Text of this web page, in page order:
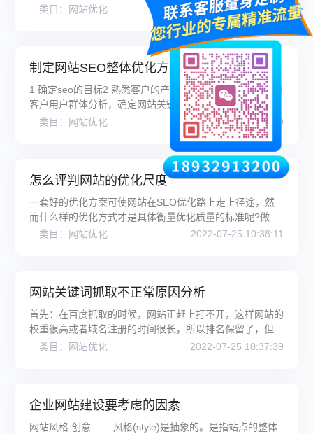
H1,H2,H3 那么错误优化就是没有合理
类目：网站优化 2022-07-25 10:39:55
制定网站SEO整体优化方案的七个要素
1 确定seo的目标2 熟悉客户的产品和服务，研究竞争对手3
客户用户群体分析，确定网站关键词4 网站修改和网站内部
优化5 网站外链建设6 分解S
类目：网站优化 2022-07-25 10:38:40
怎么评判网站的优化尺度
一套好的优化方案可使网站在SEO优化路上走上径途，然
而什么样的优化方式才是具体衡量优化质量的标准呢?做
SEO掌握网站的宏观方向，加之紧密
类目：网站优化 2022-07-25 10:38:11
网站关键词抓取不正常原因分析
首先：在百度抓取的时候，网站正赶上打不开，这样网站的
权重很高或者域名注册的时间很长，所以排名保留了，但是
百度只抓取的关键词，这是重
类目：网站优化 2022-07-25 10:37:39
企业网站建设要考虑的因素
网站风格 创意 风格(style)是抽象的。是指站点的整体